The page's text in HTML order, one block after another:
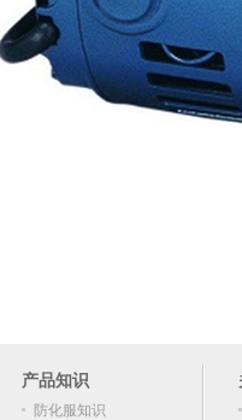
产品知识
防化服知识